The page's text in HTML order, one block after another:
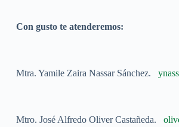
Con gusto te atenderemos:
Mtra. Yamile Zaira Nassar Sánchez.
Mtro. José Alfredo Oliver Castañeda.